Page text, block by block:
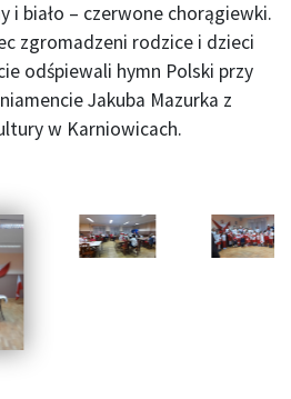
i biało – czerwone chorągiewki.
zgromadzeni rodzice i dzieci
odśpiewali hymn Polski przy
Jakuba Mazurka z
w Karniowicach.